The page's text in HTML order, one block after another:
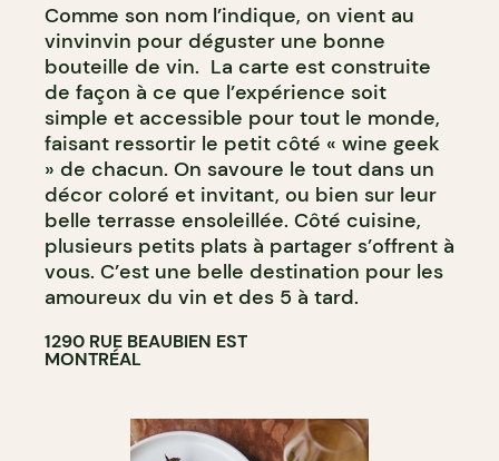
BAR À VIN
BAR À COCKTAIL
Comme son nom l’indique, on vient au
vinvinvin pour déguster une bonne
bouteille de vin. La carte est construite
de façon à ce que l’expérience soit
simple et accessible pour tout le monde,
faisant ressortir le petit côté « wine geek
» de chacun. On savoure le tout dans un
décor coloré et invitant, ou bien sur leur
belle terrasse ensoleillée. Côté cuisine,
plusieurs petits plats à partager s’offrent à
vous. C’est une belle destination pour les
amoureux du vin et des 5 à tard.
1290 RUE BEAUBIEN EST
MONTRÉAL